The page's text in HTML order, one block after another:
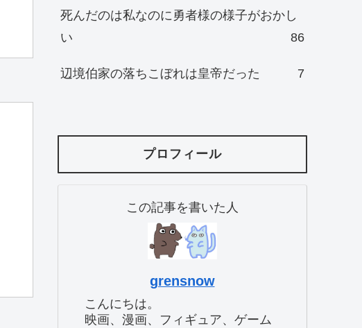
死んだのは私なのに勇者様の様子がおかし
い
86
辺境伯家の落ちこぼれは皇帝だった 7
プロフィール
この記事を書いた人
grensnow
こんにちは。
映画、漫画、フィギュア、ゲーム